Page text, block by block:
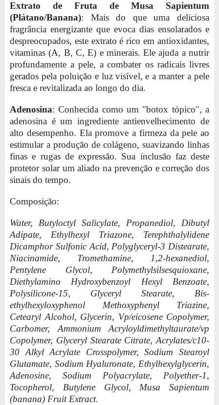
Extrato de Fruta de Musa Sapientum
(Plátano/Banana): Mais do que uma deliciosa
fragrância energizante que evoca dias ensolarados e
despreocupados, este extrato é rico em antioxidantes,
vitaminas (A, B, C, E) e minerais. Ele ajuda a nutrir
profundamente a pele, a combater os radicais livres
gerados pela poluição e luz visível, e a manter a pele
fresca e revitalizada ao longo do dia.
Adenosina: Conhecida como um "botox tópico", a
adenosina é um ingrediente antienvelhecimento de
alto desempenho. Ela promove a firmeza da pele ao
estimular a produção de colágeno, suavizando linhas
finas e rugas de expressão. Sua inclusão faz deste
protetor solar um aliado na prevenção e correção dos
sinais do tempo.
Composição:
Water, Butyloctyl Salicylate, Propanediol, Dibutyl
Adipate, Ethylhexyl Triazone, Terephthalylidene
Dicamphor Sulfonic Acid, Polyglyceryl-3 Distearate,
Niacinamide, Tromethamine, 1,2-hexanediol,
Pentylene Glycol, Polymethylsilsesquioxane,
Diethylamino Hydroxybenzoyl Hexyl Benzoate,
Polysilicone-15, Glyceryl Stearate, Bis-
ethylhexyloxyphenol Methoxyphenyl Triazine,
Cetearyl Alcohol, Glycerin, Vp/eicosene Copolymer,
Carbomer, Ammonium Acryloyldimethyltaurate/vp
Copolymer, Glyceryl Stearate Citrate, Acrylates/c10-
30 Alkyl Acrylate Crosspolymer, Sodium Stearoyl
Glutamate, Sodium Hyaluronate, Ethylhexylglycerin,
Adenosine, Sodium Polyacrylate, Polyether-1,
Tocopherol, Butylene Glycol, Musa Sapientum
(banana) Fruit Extract.